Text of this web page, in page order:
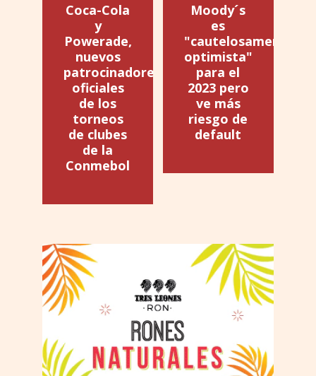
Coca-Cola
y
Powerade,
nuevos
patrocinadores
oficiales
de los
torneos
de clubes
de la
Conmebol
Moody´s
es
"cautelosamente
optimista"
para el
2023 pero
ve más
riesgo de
default